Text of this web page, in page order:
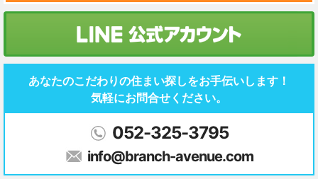
あなたのこだわりの住まい探しをお手伝いします！
気軽にお問合せください。
052-325-3795
info@branch-avenue.com